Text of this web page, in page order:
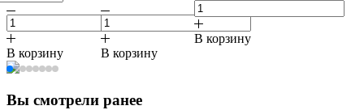
В корзину В корзину
В корзину
Вы смотрели ранее